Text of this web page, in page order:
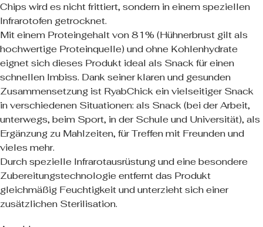
Chips wird es nicht frittiert, sondern in einem speziellen
Infrarotofen getrocknet.
Mit einem Proteingehalt von 81% (Hühnerbrust gilt als
hochwertige Proteinquelle) und ohne Kohlenhydrate
eignet sich dieses Produkt ideal als Snack für einen
schnellen Imbiss. Dank seiner klaren und gesunden
Zusammensetzung ist RyabChick ein vielseitiger Snack
in verschiedenen Situationen: als Snack (bei der Arbeit,
unterwegs, beim Sport, in der Schule und Universität), als
Ergänzung zu Mahlzeiten, für Treffen mit Freunden und
vieles mehr.
Durch spezielle Infrarotausrüstung und eine besondere
Zubereitungstechnologie entfernt das Produkt
gleichmäßig Feuchtigkeit und unterzieht sich einer
zusätzlichen Sterilisation.